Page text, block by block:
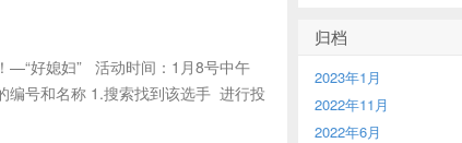
！—“好媳妇” 活动时间：1月8号中午
编号和名称 1.搜索找到该选手 进行投
归档
2023年1月
2022年11月
2022年6月